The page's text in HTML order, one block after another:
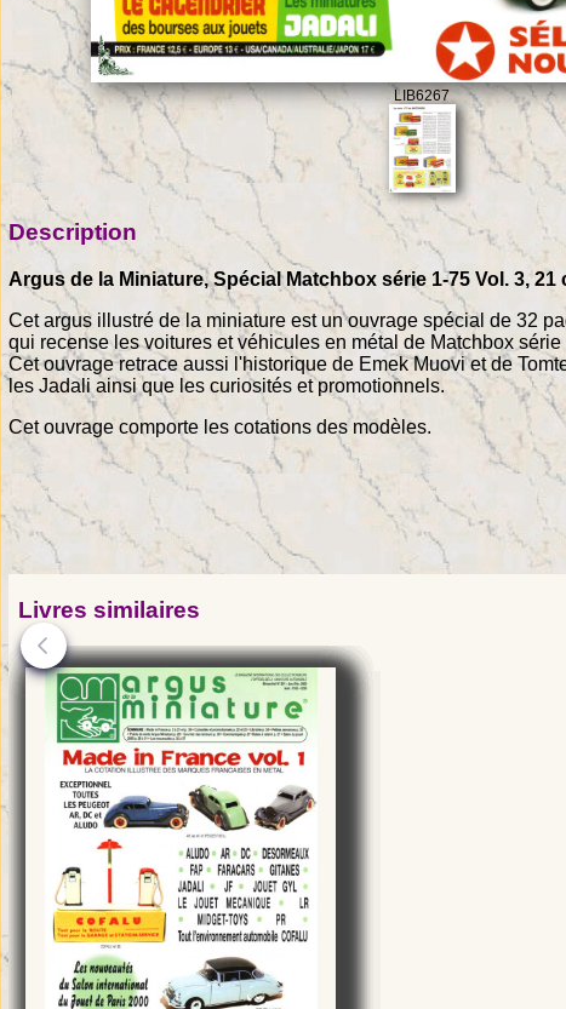
LIB6267
Description
Argus de la Miniature, Spécial Matchbox série 1-75 Vol. 3,
Cet argus illustré de la miniature est un ouvrage spécial de 32
qui recense les voitures et véhicules en métal de Matchbox série
Cet ouvrage retrace aussi l'historique de Emek Muovi et de
les Jadali ainsi que les curiosités et promotionnels.
Cet ouvrage comporte les cotations des modèles.
Livres similaires